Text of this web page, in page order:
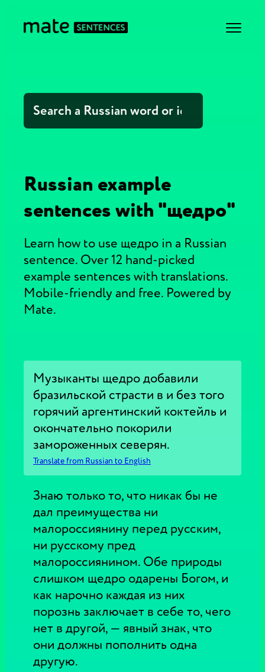
Russian example
sentences with "щедро"
Learn how to use щедро in a Russian
sentence. Over 12 hand-picked
example sentences with translations.
Mobile-friendly and free. Powered by
Mate.
Музыканты щедро добавили
бразильской страсти в и без того
горячий аргентинский коктейль и
окончательно покорили
замороженных северян.
Translate from Russian to English
Знаю только то, что никак бы не
дал преимущества ни
малороссиянину перед русским,
ни русскому пред
малороссиянином. Обе природы
слишком щедро одарены Богом, и
как нарочно каждая из них
порознь заключает в себе то, чего
нет в другой, — явный знак, что
они должны пополнить одна
другую.